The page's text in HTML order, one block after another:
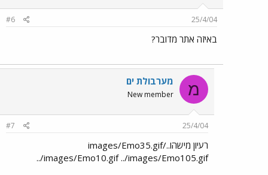
25/4/04
#6
באיזה אתר מדובר?
מ מערבולת ים
New member
25/4/04
#7
רעיון מישהו../images/Emo35.gif
../images/Emo10.gif ../images/Emo105.gif